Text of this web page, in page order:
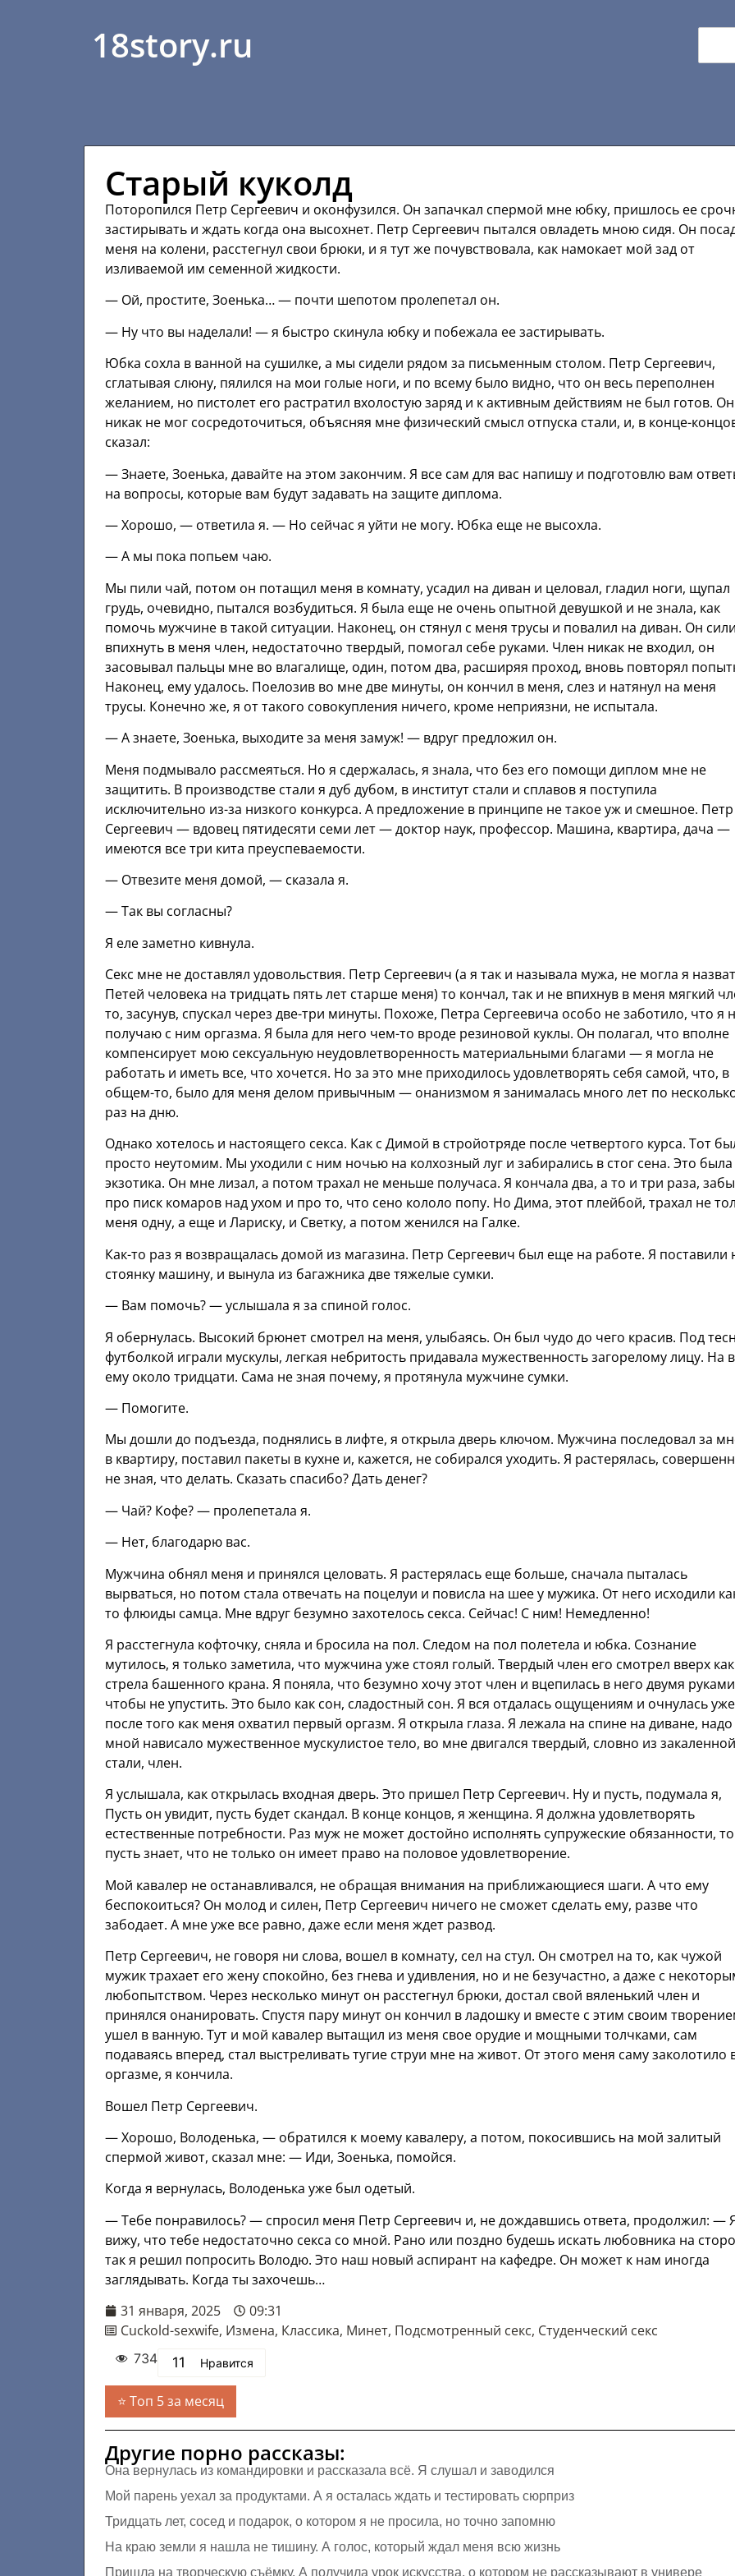
18story.ru
Старый куколд
Поторопился Петр Сергеевич и оконфузился. Он запачкал спермой мне юбку, пришлось ее
застирывать и ждать когда она высохнет. Петр Сергеевич пытался овладеть мною сидя. Он
меня на колени, расстегнул свои брюки, и я тут же почувствовала, как намокает мой зад от
изливаемой им семенной жидкости.
— Ой, простите, Зоенька… — почти шепотом пролепетал он.
— Ну что вы наделали! — я быстро скинула юбку и побежала ее застирывать.
Юбка сохла в ванной на сушилке, а мы сидели рядом за письменным столом. Петр Сергеевич,
сглатывая слюну, пялился на мои голые ноги, и по всему было видно, что он весь переполнен
желанием, но пистолет его растратил вхолостую заряд и к активным действиям не был готов. Он
никак не мог сосредоточиться, объясняя мне физический смысл отпуска стали, и, в конце-
сказал:
— Знаете, Зоенька, давайте на этом закончим. Я все сам для вас напишу и подготовлю вам
на вопросы, которые вам будут задавать на защите диплома.
— Хорошо, — ответила я. — Но сейчас я уйти не могу. Юбка еще не высохла.
— А мы пока попьем чаю.
Мы пили чай, потом он потащил меня в комнату, усадил на диван и целовал, гладил ноги, щупал
грудь, очевидно, пытался возбудиться. Я была еще не очень опытной девушкой и не знала, как
помочь мужчине в такой ситуации. Наконец, он стянул с меня трусы и повалил на диван. Он
впихнуть в меня член, недостаточно твердый, помогал себе руками. Член никак не входил, он
засовывал пальцы мне во влагалище, один, потом два, расширяя проход, вновь повторял
Наконец, ему удалось. Поелозив во мне две минуты, он кончил в меня, слез и натянул на меня
трусы. Конечно же, я от такого совокупления ничего, кроме неприязни, не испытала.
— А знаете, Зоенька, выходите за меня замуж! — вдруг предложил он.
Меня подмывало рассмеяться. Но я сдержалась, я знала, что без его помощи диплом мне не
защитить. В производстве стали я дуб дубом, в институт стали и сплавов я поступила
исключительно из-за низкого конкурса. А предложение в принципе не такое уж и смешное. Петр
Сергеевич — вдовец пятидесяти семи лет — доктор наук, профессор. Машина, квартира, дача —
имеются все три кита преуспеваемости.
— Отвезите меня домой, — сказала я.
— Так вы согласны?
Я еле заметно кивнула.
Секс мне не доставлял удовольствия. Петр Сергеевич (а я так и называла мужа, не могла я
Петей человека на тридцать пять лет старше меня) то кончал, так и не впихнув в меня мягкий
то, засунув, спускал через две-три минуты. Похоже, Петра Сергеевича особо не заботило, что я
получаю с ним оргазма. Я была для него чем-то вроде резиновой куклы. Он полагал, что вполне
компенсирует мою сексуальную неудовлетворенность материальными благами — я могла не
работать и иметь все, что хочется. Но за это мне приходилось удовлетворять себя самой, что, в
общем-то, было для меня делом привычным — онанизмом я занималась много лет по
раз на дню.
Однако хотелось и настоящего секса. Как с Димой в стройотряде после четвертого курса. Тот
просто неутомим. Мы уходили с ним ночью на колхозный луг и забирались в стог сена. Это была
экзотика. Он мне лизал, а потом трахал не меньше получаса. Я кончала два, а то и три раза,
про писк комаров над ухом и про то, что сено кололо попу. Но Дима, этот плейбой, трахал не
меня одну, а еще и Лариску, и Светку, а потом женился на Галке.
Как-то раз я возвращалась домой из магазина. Петр Сергеевич был еще на работе. Я поставили
стоянку машину, и вынула из багажника две тяжелые сумки.
— Вам помочь? — услышала я за спиной голос.
Я обернулась. Высокий брюнет смотрел на меня, улыбаясь. Он был чудо до чего красив. Под
футболкой играли мускулы, легкая небритость придавала мужественность загорелому лицу. На
ему около тридцати. Сама не зная почему, я протянула мужчине сумки.
— Помогите.
Мы дошли до подъезда, поднялись в лифте, я открыла дверь ключом. Мужчина последовал за
в квартиру, поставил пакеты в кухне и, кажется, не собирался уходить. Я растерялась,
не зная, что делать. Сказать спасибо? Дать денег?
— Чай? Кофе? — пролепетала я.
— Нет, благодарю вас.
Мужчина обнял меня и принялся целовать. Я растерялась еще больше, сначала пыталась
вырваться, но потом стала отвечать на поцелуи и повисла на шее у мужика. От него исходили
то флюиды самца. Мне вдруг безумно захотелось секса. Сейчас! С ним! Немедленно!
Я расстегнула кофточку, сняла и бросила на пол. Следом на пол полетела и юбка. Сознание
мутилось, я только заметила, что мужчина уже стоял голый. Твердый член его смотрел вверх как
стрела башенного крана. Я поняла, что безумно хочу этот член и вцепилась в него двумя
чтобы не упустить. Это было как сон, сладостный сон. Я вся отдалась ощущениям и очнулась уже
после того как меня охватил первый оргазм. Я открыла глаза. Я лежала на спине на диване, надо
мной нависало мужественное мускулистое тело, во мне двигался твердый, словно из закаленной
стали, член.
Я услышала, как открылась входная дверь. Это пришел Петр Сергеевич. Ну и пусть, подумала я,
Пусть он увидит, пусть будет скандал. В конце концов, я женщина. Я должна удовлетворять
естественные потребности. Раз муж не может достойно исполнять супружеские обязанности, то
пусть знает, что не только он имеет право на половое удовлетворение.
Мой кавалер не останавливался, не обращая внимания на приближающиеся шаги. А что ему
беспокоиться? Он молод и силен, Петр Сергеевич ничего не сможет сделать ему, разве что
забодает. А мне уже все равно, даже если меня ждет развод.
Петр Сергеевич, не говоря ни слова, вошел в комнату, сел на стул. Он смотрел на то, как чужой
мужик трахает его жену спокойно, без гнева и удивления, но и не безучастно, а даже с
любопытством. Через несколько минут он расстегнул брюки, достал свой вяленький член и
принялся онанировать. Спустя пару минут он кончил в ладошку и вместе с этим своим
ушел в ванную. Тут и мой кавалер вытащил из меня свое орудие и мощными толчками, сам
подаваясь вперед, стал выстреливать тугие струи мне на живот. От этого меня саму заколотило
оргазме, я кончила.
Вошел Петр Сергеевич.
— Хорошо, Володенька, — обратился к моему кавалеру, а потом, покосившись на мой залитый
спермой живот, сказал мне: — Иди, Зоенька, помойся.
Когда я вернулась, Володенька уже был одетый.
— Тебе понравилось? — спросил меня Петр Сергеевич и, не дождавшись ответа, продолжил: —
вижу, что тебе недостаточно секса со мной. Рано или поздно будешь искать любовника на
так я решил попросить Володю. Это наш новый аспирант на кафедре. Он может к нам иногда
заглядывать. Когда ты захочешь…
31 января, 2025
09:31
Cuckold-sexwife, Измена, Классика, Минет, Подсмотренный секс, Студенческий секс
734 11 Нравится
Топ 5 за месяц
Другие порно рассказы:
Она вернулась из командировки и рассказала всё. Я слушал и заводился
Мой парень уехал за продуктами. А я осталась ждать и тестировать сюрприз
Тридцать лет, сосед и подарок, о котором я не просила, но точно запомню
На краю земли я нашла не тишину. А голос, который ждал меня всю жизнь
Пришла на творческую съёмку. А получила урок искусства, о котором не рассказывают в универе